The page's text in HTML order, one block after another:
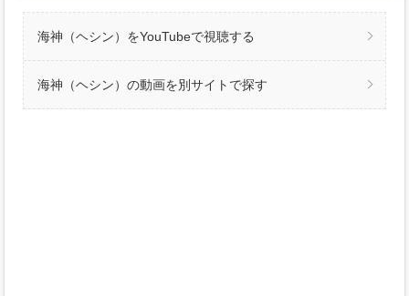
海神（ヘシン）をYouTubeで視聴する
海神（ヘシン）の動画を別サイトで探す